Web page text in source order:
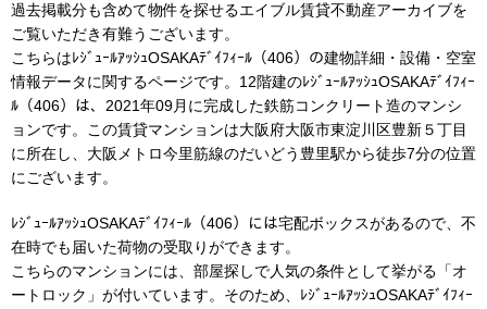
過去掲載分も含めて物件を探せるエイブル賃貸不動産アーカイブを
ご覧いただき有難うございます。
こちらはﾚｼﾞｭｰﾙｱｯｼｭOSAKAﾃﾞｲﾌｨｰﾙ（406）の建物詳細・設備・空室
情報データに関するページです。12階建のﾚｼﾞｭｰﾙｱｯｼｭOSAKAﾃﾞｲﾌｨｰ
ﾙ（406）は、2021年09月に完成した鉄筋コンクリート造のマンシ
ョンです。この賃貸マンションは大阪府大阪市東淀川区豊新５丁目
に所在し、大阪メトロ今里筋線のだいどう豊里駅から徒歩7分の位置
にございます。
ﾚｼﾞｭｰﾙｱｯｼｭOSAKAﾃﾞｲﾌｨｰﾙ（406）には宅配ボックスがあるので、不
在時でも届いた荷物の受取りができます。
こちらのマンションには、部屋探しで人気の条件として挙がる「オ
ートロック」が付いています。そのため、ﾚｼﾞｭｰﾙｱｯｼｭOSAKAﾃﾞｲﾌｨｰ